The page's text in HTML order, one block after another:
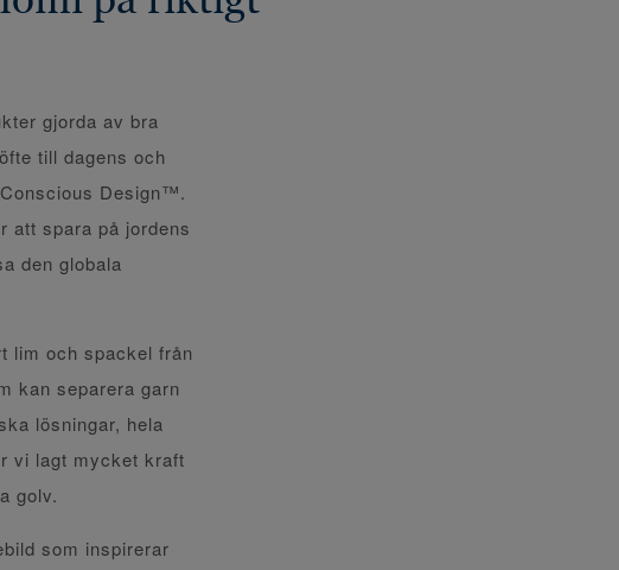
gjorda av bra
till dagens och
Design™.
att spara på jordens
den globala
lim och spackel från
kan separera garn
lösningar, hela
vi lagt mycket kraft
golv.
som inspirerar